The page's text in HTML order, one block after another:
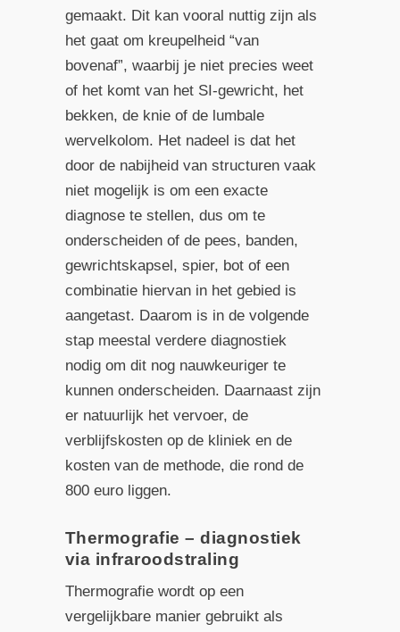
gemaakt. Dit kan vooral nuttig zijn als
het gaat om kreupelheid “van
bovenaf”, waarbij je niet precies weet
of het komt van het SI-gewricht, het
bekken, de knie of de lumbale
wervelkolom. Het nadeel is dat het
door de nabijheid van structuren vaak
niet mogelijk is om een exacte
diagnose te stellen, dus om te
onderscheiden of de pees, banden,
gewrichtskapsel, spier, bot of een
combinatie hiervan in het gebied is
aangetast. Daarom is in de volgende
stap meestal verdere diagnostiek
nodig om dit nog nauwkeuriger te
kunnen onderscheiden. Daarnaast zijn
er natuurlijk het vervoer, de
verblijfskosten op de kliniek en de
kosten van de methode, die rond de
800 euro liggen.
Thermografie – diagnostiek
via infraroodstraling
Thermografie wordt op een
vergelijkbare manier gebruikt als